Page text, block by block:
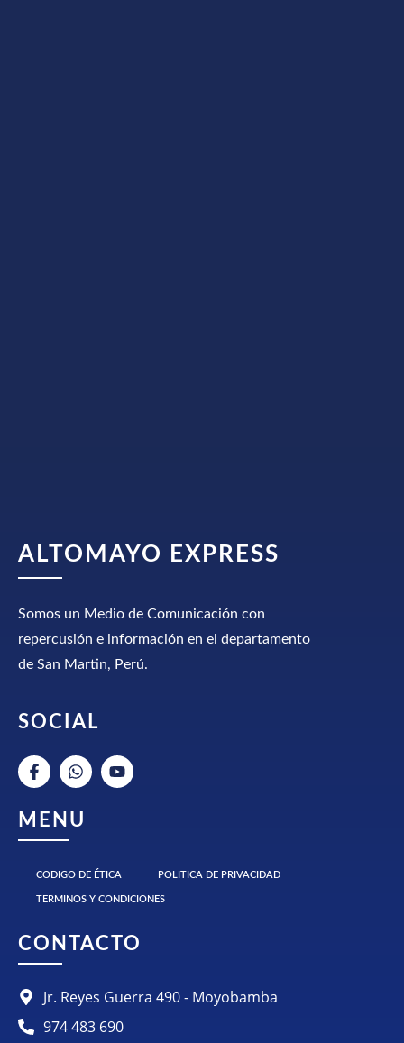
ALTOMAYO EXPRESS
Somos un Medio de Comunicación con
repercusión e información en el departamento
de San Martin, Perú.
SOCIAL
MENU
CODIGO DE ÉTICA POLITICA DE PRIVACIDAD
TERMINOS Y CONDICIONES
CONTACTO
Jr. Reyes Guerra 490 - Moyobamba
974 483 690